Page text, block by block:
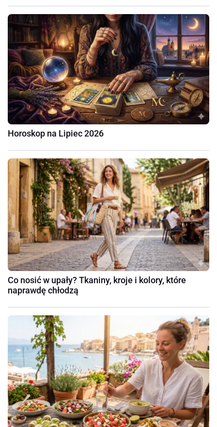
Horoskop na Lipiec 2026
Co nosić w upały? Tkaniny, kroje i kolory, które
naprawdę chłodzą